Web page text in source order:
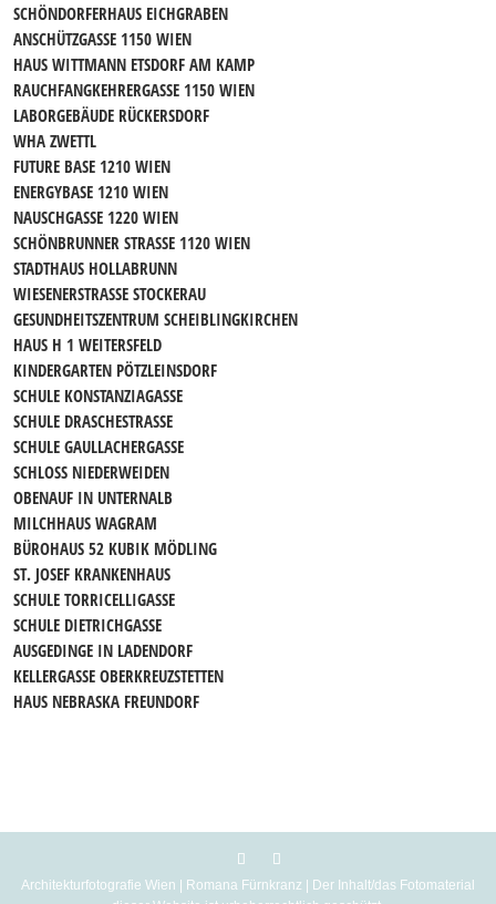
SCHÖNDORFERHAUS EICHGRABEN
ANSCHÜTZGASSE 1150 WIEN
HAUS WITTMANN ETSDORF AM KAMP
RAUCHFANGKEHRERGASSE 1150 WIEN
LABORGEBÄUDE RÜCKERSDORF
WHA ZWETTL
FUTURE BASE 1210 WIEN
ENERGYBASE 1210 WIEN
NAUSCHGASSE 1220 WIEN
SCHÖNBRUNNER STRASSE 1120 WIEN
STADTHAUS HOLLABRUNN
WIESENERSTRASSE STOCKERAU
GESUNDHEITSZENTRUM SCHEIBLINGKIRCHEN
HAUS H 1 WEITERSFELD
KINDERGARTEN PÖTZLEINSDORF
SCHULE KONSTANZIAGASSE
SCHULE DRASCHESTRASSE
SCHULE GAULLACHERGASSE
SCHLOSS NIEDERWEIDEN
OBENAUF IN UNTERNALB
MILCHHAUS WAGRAM
BÜROHAUS 52 KUBIK MÖDLING
ST. JOSEF KRANKENHAUS
SCHULE TORRICELLIGASSE
SCHULE DIETRICHGASSE
AUSGEDINGE IN LADENDORF
KELLERGASSE OBERKREUZSTETTEN
HAUS NEBRASKA FREUNDORF
Architekturfotografie Wien | Romana Fürnkranz | Der Inhalt/das Fotomaterial